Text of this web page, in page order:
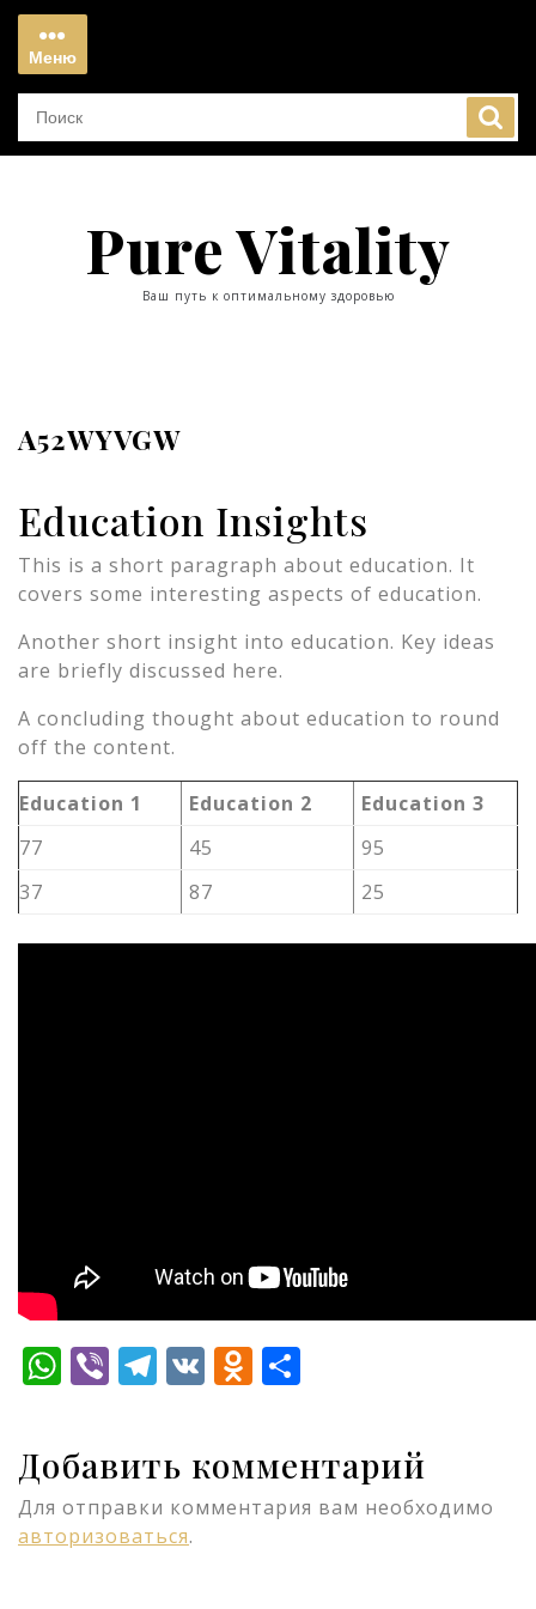
Перейти
содержимому
Меню
Меню
Pure Vitality
Ваш путь к оптимальному здоровью
A52WYVGW
Education Insights
This is a short paragraph about education. It
covers some interesting aspects of education.
Another short insight into education. Key ideas
are briefly discussed here.
A concluding thought about education to round
off the content.
Education 1 Education 2
Education 3
77
45
95
37
87 25
WhatsApp
ViberTelegram
VKOdnoklassniki
Добавить комментарий
Для отправки комментария вам необходимо
авторизоваться.